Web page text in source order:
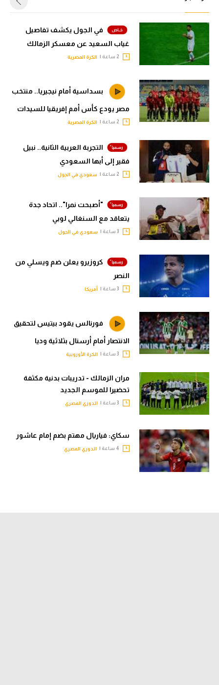
في الجول يكشف تفاصيل
غياب السعيد عن معسكر الزمالك
الكرة المصرية
بسداسية أمام نيجيريا.. منتخب
مصر يودع كأس أمم إفريقيا للسيدات
الكرة المصرية
التجربة العربية الثانية.. نبيل
فقير إلى أبها السعودي
سعودي في الجول
"أصبحت نمرا".. اتحاد جدة
يتعاقد مع السنغالي لوبي
سعودي في الجول
كروزيرو يعلن ضم ويسلي من
النصر
أمريكا
فورنالس يقود بيتيس لتحقيق
الانتصار أمام أرسنال بثلاثية وديا
الكرة الأوروبية
مران الزمالك - تدريبات بدنية مكثفة
تحضيرا للموسم الجديد
الدوري المصري
سكاي: فياريال مهتم بضم إمام عاشور
الدوري المصري